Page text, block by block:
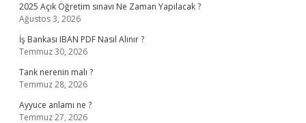
2025 Açık Öğretim sınavı Ne Zaman Yapılacak ?
Ağustos 3, 2026
İş Bankası IBAN PDF Nasıl Alınır ?
Temmuz 30, 2026
Tank nerenin malı ?
Temmuz 28, 2026
Ayyuce anlamı ne ?
Temmuz 27, 2026